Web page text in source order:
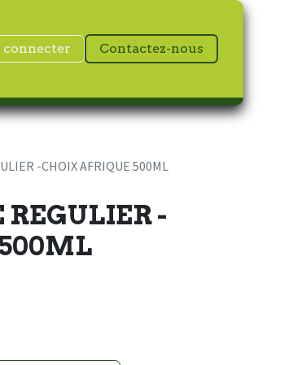
connecter Contactez-nous
-CHOIX AFRIQUE 500ML
-